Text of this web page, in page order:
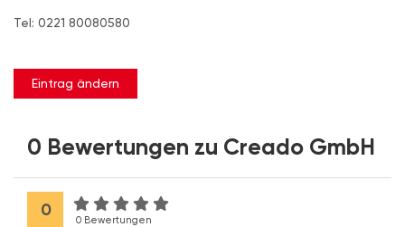
Tel: 0221 80080580
Eintrag ändern
0 Bewertungen zu Creado GmbH
0
0 Bewertungen